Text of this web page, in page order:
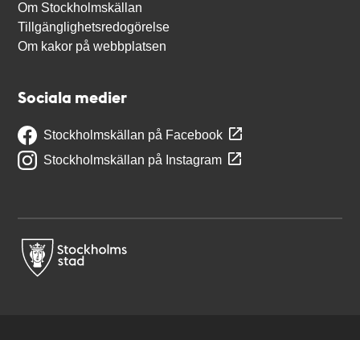
Om Stockholmskällan
Tillgänglighetsredogörelse
Om kakor på webbplatsen
Sociala medier
Stockholmskällan på Facebook
Stockholmskällan på Instagram